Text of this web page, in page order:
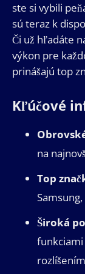
ste si vybili
sú teraz k
Či už hľadáte
výkon pre
prinášajú top
Kľúčové
na
Top
Široká
funkciami